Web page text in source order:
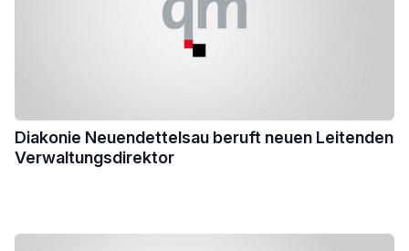
Diakonie Neuendettelsau beruft neuen Leitenden
Verwaltungsdirektor